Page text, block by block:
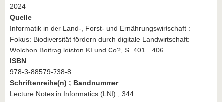
2024
Quelle
Informatik in der Land-, Forst- und Ernährungswirtschaft :
Fokus: Biodiversität fördern durch digitale Landwirtschaft:
Welchen Beitrag leisten KI und Co?, S. 401 - 406
ISBN
978-3-88579-738-8
Schriftenreihe(n) ; Bandnummer
Lecture Notes in Informatics (LNI) ; 344